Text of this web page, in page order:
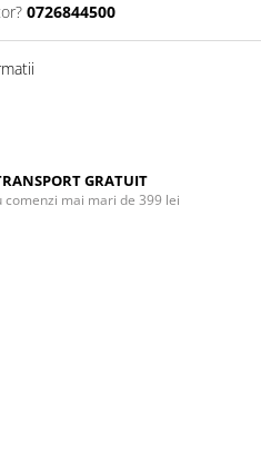
0726844500
GRATUIT
comenzi mai mari de 399 lei